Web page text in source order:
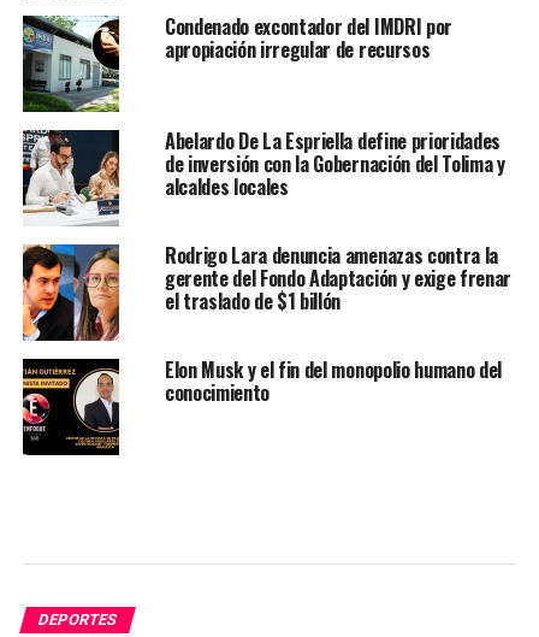
Condenado excontador del IMDRI por
apropiación irregular de recursos
Abelardo De La Espriella define prioridades
de inversión con la Gobernación del Tolima y
alcaldes locales
Rodrigo Lara denuncia amenazas contra la
gerente del Fondo Adaptación y exige frenar
el traslado de $1 billón
Elon Musk y el fin del monopolio humano del
conocimiento
DEPORTES